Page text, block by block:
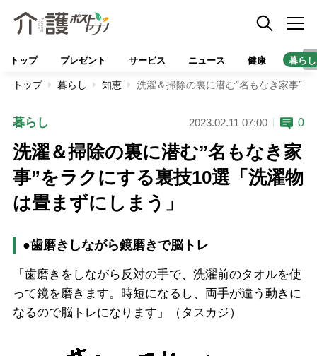
トップ プレゼント サービス ニュース 健康 暮らし
トップ 暮らし 知恵 洗濯＆掃除の裏に潜む”名もなき家事”
暮らし 2023.02.11 07:00 0
洗濯＆掃除の裏に潜む”名もなき家
事”をラクにする裏技10選「洗濯物
は畳まずにしまう」
●歯磨きしながら鏡磨きで脳トレ
「歯磨きをしながら反対の手で、洗濯前のタオルを使
って鏡を磨きます。時短になるし、両手が違う動きに
なるので脳トレになります」（タスカジ）